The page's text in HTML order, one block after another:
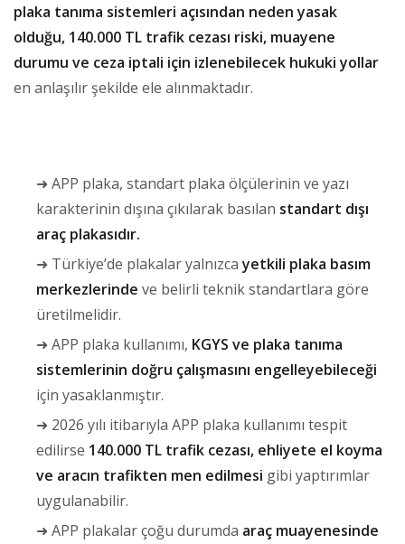
plaka tanıma sistemleri açısından neden yasak
olduğu, 140.000 TL trafik cezası riski, muayene
durumu ve ceza iptali için izlenebilecek hukuki yollar
en anlaşılır şekilde ele alınmaktadır.
➜ APP plaka, standart plaka ölçülerinin ve yazı
karakterinin dışına çıkılarak basılan standart dışı
araç plakasıdır.
➜ Türkiye’de plakalar yalnızcayetkili plaka basım
merkezlerinde ve belirli teknik standartlara göre
üretilmelidir.
➜ APP plaka kullanımı, KGYS ve plaka tanıma
sistemlerinin doğru çalışmasını engelleyebileceği
için yasaklanmıştır.
➜ 2026 yılı itibarıyla APP plaka kullanımı tespit
edilirse 140.000 TL trafik cezası, ehliyete el koyma
ve aracın trafikten men edilmesi gibi yaptırımlar
uygulanabilir.
➜ APP plakalar çoğu durumda araç muayenesinde